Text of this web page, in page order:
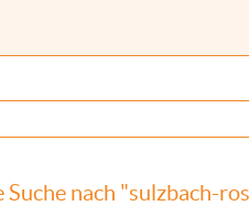
nach "sulzbach-